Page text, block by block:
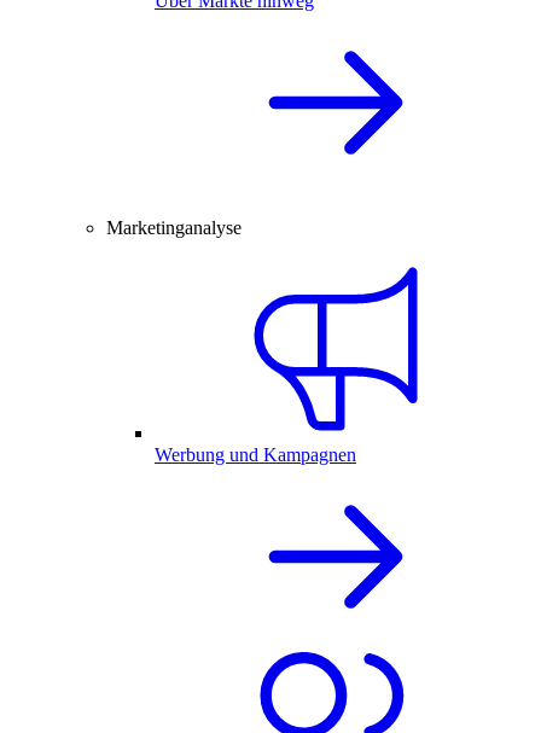
Marketinganalyse
Werbung und Kampagnen